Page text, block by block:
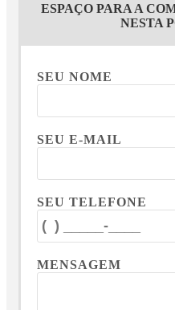
ESPAÇO PARA A
NESTA
SEU NOME
SEU E-MAIL
SEU TELEFONE
MENSAGEM